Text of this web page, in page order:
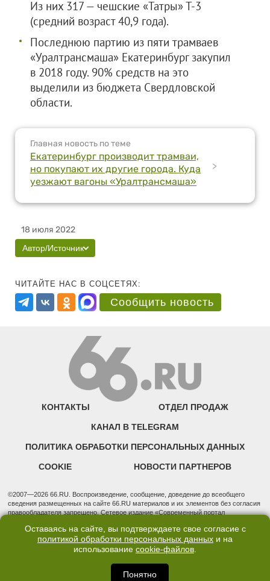
Из них 317 — чешские «Татры» Т-3
(средний возраст 40,9 года).
Последнюю партию из пяти трамваев
«Уралтрансмаша» Екатеринбург закупил
в 2018 году. 90% средств на это
выделили из бюджета Свердловской
области.
Главная новость по теме
Екатеринбург производит трамваи,
но покупают их другие города. Куда
уезжают вагоны «Уралтрансмаша»
>
18 июля 2022
Автор/Источник
ЧИТАЙТЕ НАС В СОЦСЕТЯХ:
Сообщить новость
КОНТАКТЫ ОТДЕЛ ПРОДАЖ
КАНАЛ В TELEGRAM
ПОЛИТИКА ОБРАБОТКИ ПЕРСОНАЛЬНЫХ ДАННЫХ
COOKIE НОВОСТИ ПАРТНЕРОВ
©2007—2026 66.RU. Воспроизведение, сообщение, доведение до всеобщего
сведения размещенных на сайте 66.RU материалов и их элементов без согласия
правообладателя запрещено. Сетевое издание «Современный портал
надзору в сфере связи, информационных технологий и массовых коммуникаций
(Роскомнадзор). Регистрационный номер ЭЛ № ФС 77 - 76634 от 02.09.2019
Учредитель: Общество с ограниченной ответственностью "66.ру". Юридический
3, оф. 7015 Фактический адрес редакции и отдела продаж: 620014, Свердловская
обл., г. Екатеринбург, ул. Бориса Ельцина, д. 3, оф. 7015, +7 (343) 288-50-66
Оставаясь на сайте, вы подтверждаете свое согласие с
политикой обработки персональных данных и на
использование cookie-файлов.
Понятно